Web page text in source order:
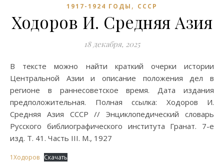
1917-1924 ГОДЫ , СССР
Ходоров И. Средняя Азия
18 декабря, 2025
В тексте можно найти краткий очерки истории
Центральной Азии и описание положения дел в
регионе в раннесоветское время. Дата издания
предположительная. Полная ссылка: Ходоров И.
Средняя Азия СССР // Энциклопедический словарь
Русского библиографического института Гранат. 7-е
изд. Т. 41. Часть III. М., 1927
1Ходоров Скачать